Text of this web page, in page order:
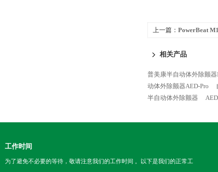
上一篇： PowerBeat
相关产品
普美康半自动体外除颤器
动体外除颤器AED-Pro
半自动体外除颤器
工作时间
为了避免不必要的等待，敬请注意我们的工作时间 。以下是我们的正常工